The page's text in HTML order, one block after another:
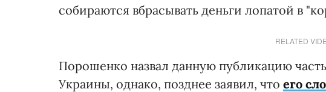
собираются вбрасывать деньги лопатой в
RELATED
Порошенко назвал данную публикацию
Украины, однако, позднее заявил, что его